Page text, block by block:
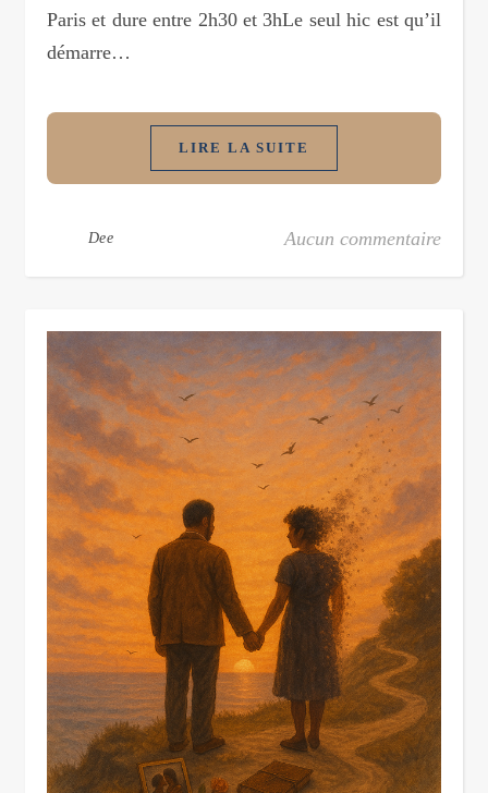
Paris et dure entre 2h30 et 3hLe seul hic est qu’il
démarre…
LIRE LA SUITE
Dee Aucun commentaire